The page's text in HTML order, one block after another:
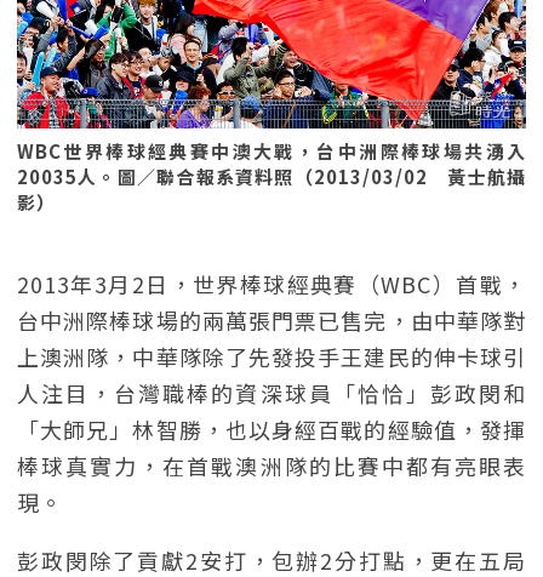
WBC世界棒球經典賽中澳大戰，台中洲際棒球場共湧入
20035人。圖／聯合報系資料照（2013/03/02 黃士航攝
影）
2013年3月2日，世界棒球經典賽（WBC）首戰，
台中洲際棒球場的兩萬張門票已售完，由中華隊對
上澳洲隊，中華隊除了先發投手王建民的伸卡球引
人注目，台灣職棒的資深球員「恰恰」彭政閔和
「大師兄」林智勝，也以身經百戰的經驗值，發揮
棒球真實力，在首戰澳洲隊的比賽中都有亮眼表
現。
彭政閔除了貢獻2安打，包辦2分打點，更在五局